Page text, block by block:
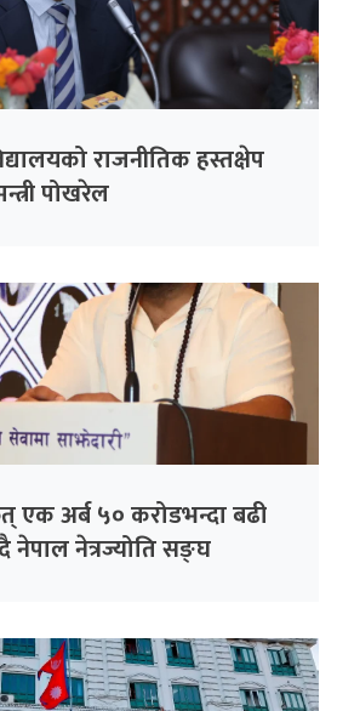
राजनीतिक हस्तक्षेप
पोखरेल
एक अर्ब ५० करोडभन्दा बढी
नेपाल नेत्रज्योति सङ्घ